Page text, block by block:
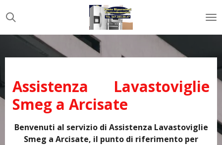
al
contenuto
Assistenza Lavastoviglie
Smeg a Arcisate
Benvenuti al servizio di Assistenza Lavastoviglie
Smeg a Arcisate, il punto di riferimento per